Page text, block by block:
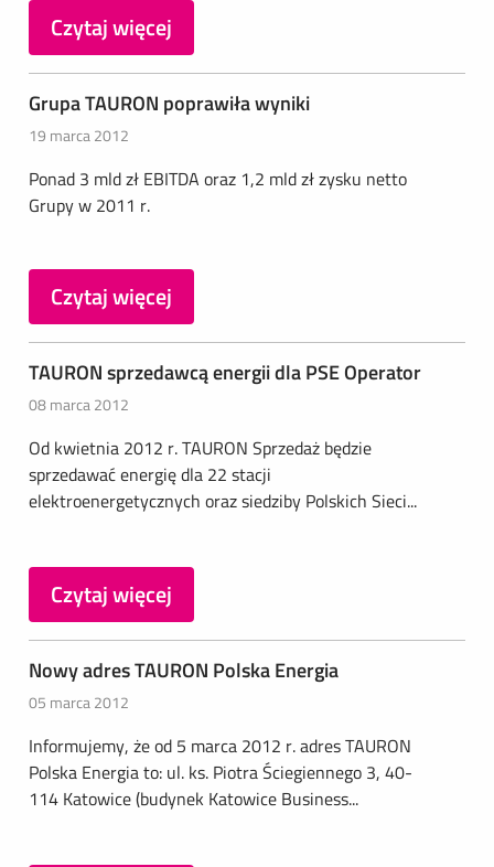
Czytaj więcej
Grupa TAURON poprawiła wyniki
19 marca 2012
Ponad 3 mld zł EBITDA oraz 1,2 mld zł zysku netto
Grupy w 2011 r.
Czytaj więcej
TAURON sprzedawcą energii dla PSE Operator
08 marca 2012
Od kwietnia 2012 r. TAURON Sprzedaż będzie
sprzedawać energię dla 22 stacji
elektroenergetycznych oraz siedziby Polskich Sieci...
Czytaj więcej
Nowy adres TAURON Polska Energia
05 marca 2012
Informujemy, że od 5 marca 2012 r. adres TAURON
Polska Energia to: ul. ks. Piotra Ściegiennego 3, 40-
114 Katowice (budynek Katowice Business...